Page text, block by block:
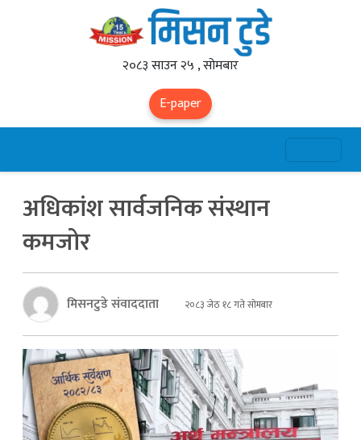
२०८३ साउन २५ , सोमबार
E-paper
अधिकांश सार्वजनिक संस्थान
कमजोर
मिसनटुडे संवाददाता २०८३ जेठ १८ गते सोमबार